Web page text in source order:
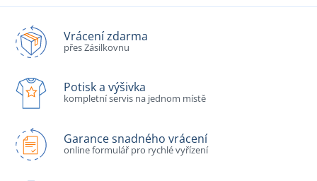
Vrácení zdarma
přes Zásilkovnu
Potisk a výšivka
kompletní servis na jednom místě
Garance snadného vrácení
online formulář pro rychlé vyřízení